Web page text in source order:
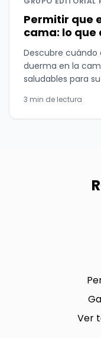
Permitir que
cama: lo que
Descubre cuándo
duerma en la
saludables para
3 min de lectura
Ver